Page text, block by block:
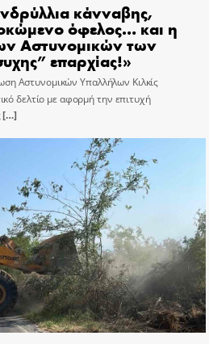
κάνναβης,
όφελος… και η
Αστυνομικών των
επαρχίας!»
Αστυνομικών Υπαλλήλων Κιλκίς
δελτίο με αφορμή την επιτυχή
[…]